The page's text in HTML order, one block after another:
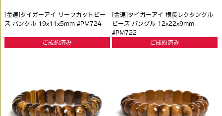
[金運]タイガーアイ リーフカットビー
ズ バングル 19x11x5mm #PM724
ご成約済み
[金運]タイガーアイ 横長レクタングル
ビーズ バングル 12x22x9mm
#PM722
ご成約済み